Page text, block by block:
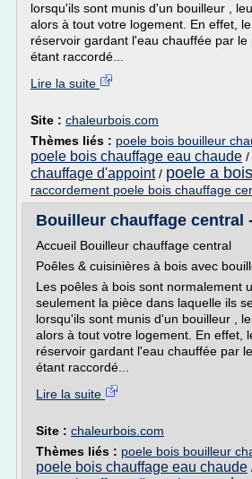
lorsqu'ils sont munis d'un bouilleur ,
alors à tout votre logement. En effet,
réservoir gardant l'eau chauffée par
étant raccordé...
Lire la suite
Site : chaleurbois.com
Thèmes liés : poele bois bouilleur
poele bois chauffage eau chaude /
chauffage d'appoint/ poele a
raccordement poele bois chauffage
Bouilleur chauffage central
Accueil Bouilleur chauffage central
Poêles & cuisinières à bois avec
Les poêles à bois sont normalement
seulement la pièce dans laquelle ils
lorsqu'ils sont munis d'un bouilleur ,
alors à tout votre logement. En effet,
réservoir gardant l'eau chauffée par
étant raccordé...
Lire la suite
Site : chaleurbois.com
Thèmes liés : poele bois bouilleur
poele bois chauffage eau chaude